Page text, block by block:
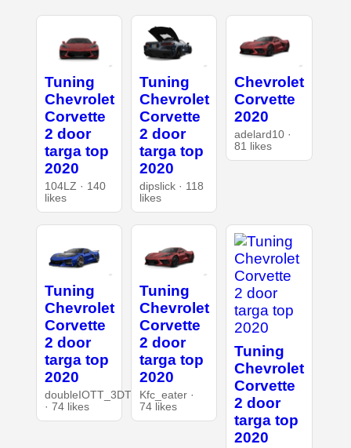
Tuning
Chevrolet
Corvette
2 door
targa top
2020
104LZ · 140
likes
Tuning
Chevrolet
Corvette
2 door
targa top
2020
dipslick · 118
likes
Chevrolet
Corvette
2020
adelard10 ·
81 likes
Tuning
Chevrolet
Corvette
2 door
targa top
2020
doubleIOTT_3DT
· 74 likes
Tuning
Chevrolet
Corvette
2 door
targa top
2020
Kfc_eater ·
74 likes
Tuning
Chevrolet
Corvette
2 door
targa top
2020